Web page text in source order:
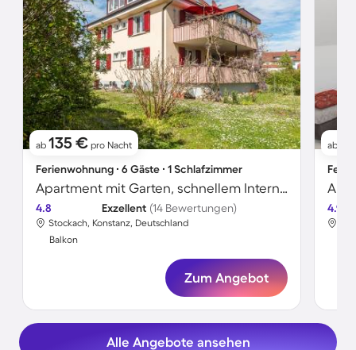
ab 135 € pro Nacht
Ferienwohnung ∙ 6 Gäste ∙ 1 Schlafzimmer
Apartment mit Garten, schnellem Internet und Sauna | Gartenblick
4.8 Exzellent (14 Bewertungen)
Stockach, Konstanz, Deutschland
Balkon
Zum Angebot
ab
4.9
Alle Angebote ansehen